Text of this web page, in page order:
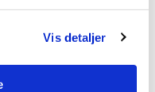
Vis detaljer
som er hovedejer
overskud, så deles